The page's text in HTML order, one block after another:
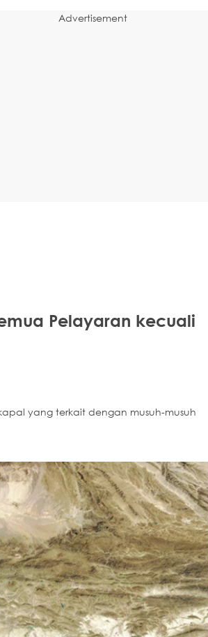
Advertisement
Pelayaran kecuali
yang terkait dengan musuh-musuh